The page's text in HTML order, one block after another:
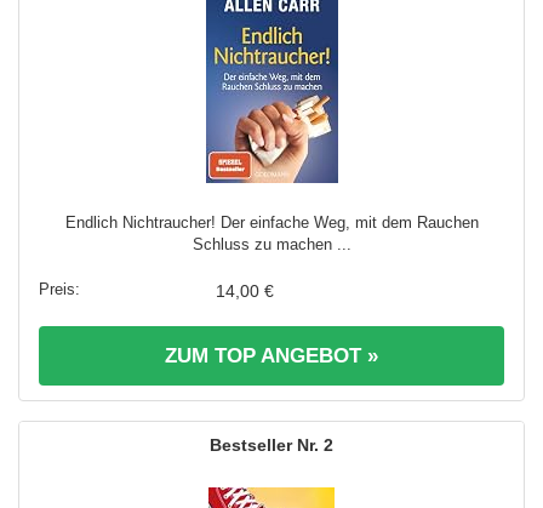
Endlich Nichtraucher! Der einfache Weg, mit dem Rauchen
Schluss zu machen ...
14,00 €
ZUM TOP ANGEBOT »
2